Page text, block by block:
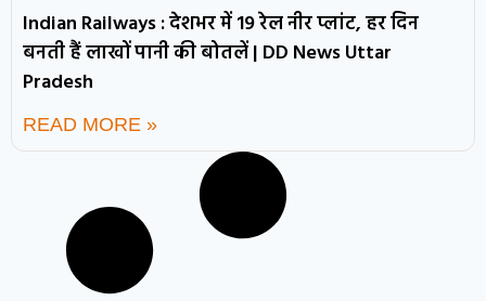
Indian Railways : देशभर में 19 रेल नीर प्लांट, हर दिन
बनती हैं लाखों पानी की बोतलें | DD News Uttar
Pradesh
READ MORE »